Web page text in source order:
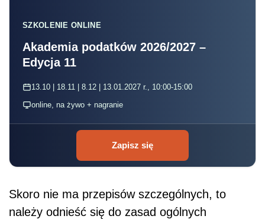
SZKOLENIE ONLINE
Akademia podatków 2026/2027 –
Edycja 11
13.10 | 18.11 | 8.12 | 13.01.2027 r., 10:00-15:00
online, na żywo + nagranie
Zapisz się
Skoro nie ma przepisów szczególnych, to
należy odnieść się do zasad ogólnych